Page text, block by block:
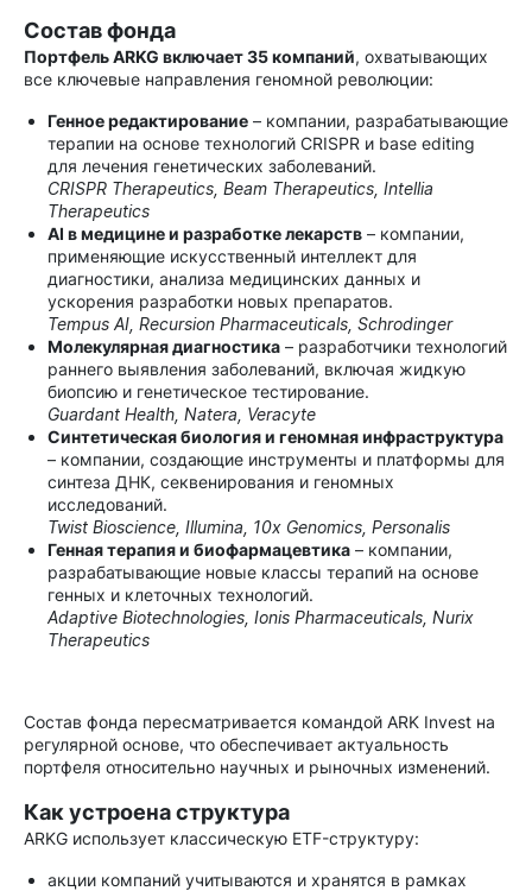
Состав фонда
Портфель ARKG включает 35 компаний, охватывающих
все ключевые направления геномной революции:
Генное редактирование – компании, разрабатывающие
терапии на основе технологий CRISPR и base editing
для лечения генетических заболеваний.
CRISPR Therapeutics, Beam Therapeutics, Intellia
Therapeutics
AI в медицине и разработке лекарств – компании,
применяющие искусственный интеллект для
диагностики, анализа медицинских данных и
ускорения разработки новых препаратов.
Tempus AI, Recursion Pharmaceuticals, Schrodinger
Молекулярная диагностика – разработчики технологий
раннего выявления заболеваний, включая жидкую
биопсию и генетическое тестирование.
Guardant Health, Natera, Veracyte
Синтетическая биология и геномная инфраструктура
– компании, создающие инструменты и платформы для
синтеза ДНК, секвенирования и геномных
исследований.
Twist Bioscience, Illumina, 10x Genomics, Personalis
Генная терапия и биофармацевтика – компании,
разрабатывающие новые классы терапий на основе
генных и клеточных технологий.
Adaptive Biotechnologies, Ionis Pharmaceuticals, Nurix
Therapeutics
Состав фонда пересматривается командой ARK Invest на
регулярной основе, что обеспечивает актуальность
портфеля относительно научных и рыночных изменений.
Как устроена структура
ARKG использует классическую ETF-структуру:
акции компаний учитываются и хранятся в рамках